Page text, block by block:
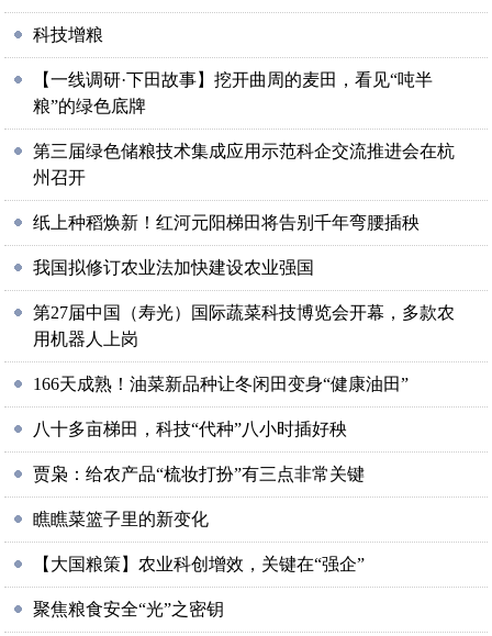
科技增粮
【一线调研·下田故事】挖开曲周的麦田，看见“吨半
粮”的绿色底牌
第三届绿色储粮技术集成应用示范科企交流推进会在杭
州召开
纸上种稻焕新！红河元阳梯田将告别千年弯腰插秧
我国拟修订农业法加快建设农业强国
第27届中国（寿光）国际蔬菜科技博览会开幕，多款农
用机器人上岗
166天成熟！油菜新品种让冬闲田变身“健康油田”
八十多亩梯田，科技“代种”八小时插好秧
贾枭：给农产品“梳妆打扮”有三点非常关键
瞧瞧菜篮子里的新变化
【大国粮策】农业科创增效，关键在“强企”
聚焦粮食安全“光”之密钥